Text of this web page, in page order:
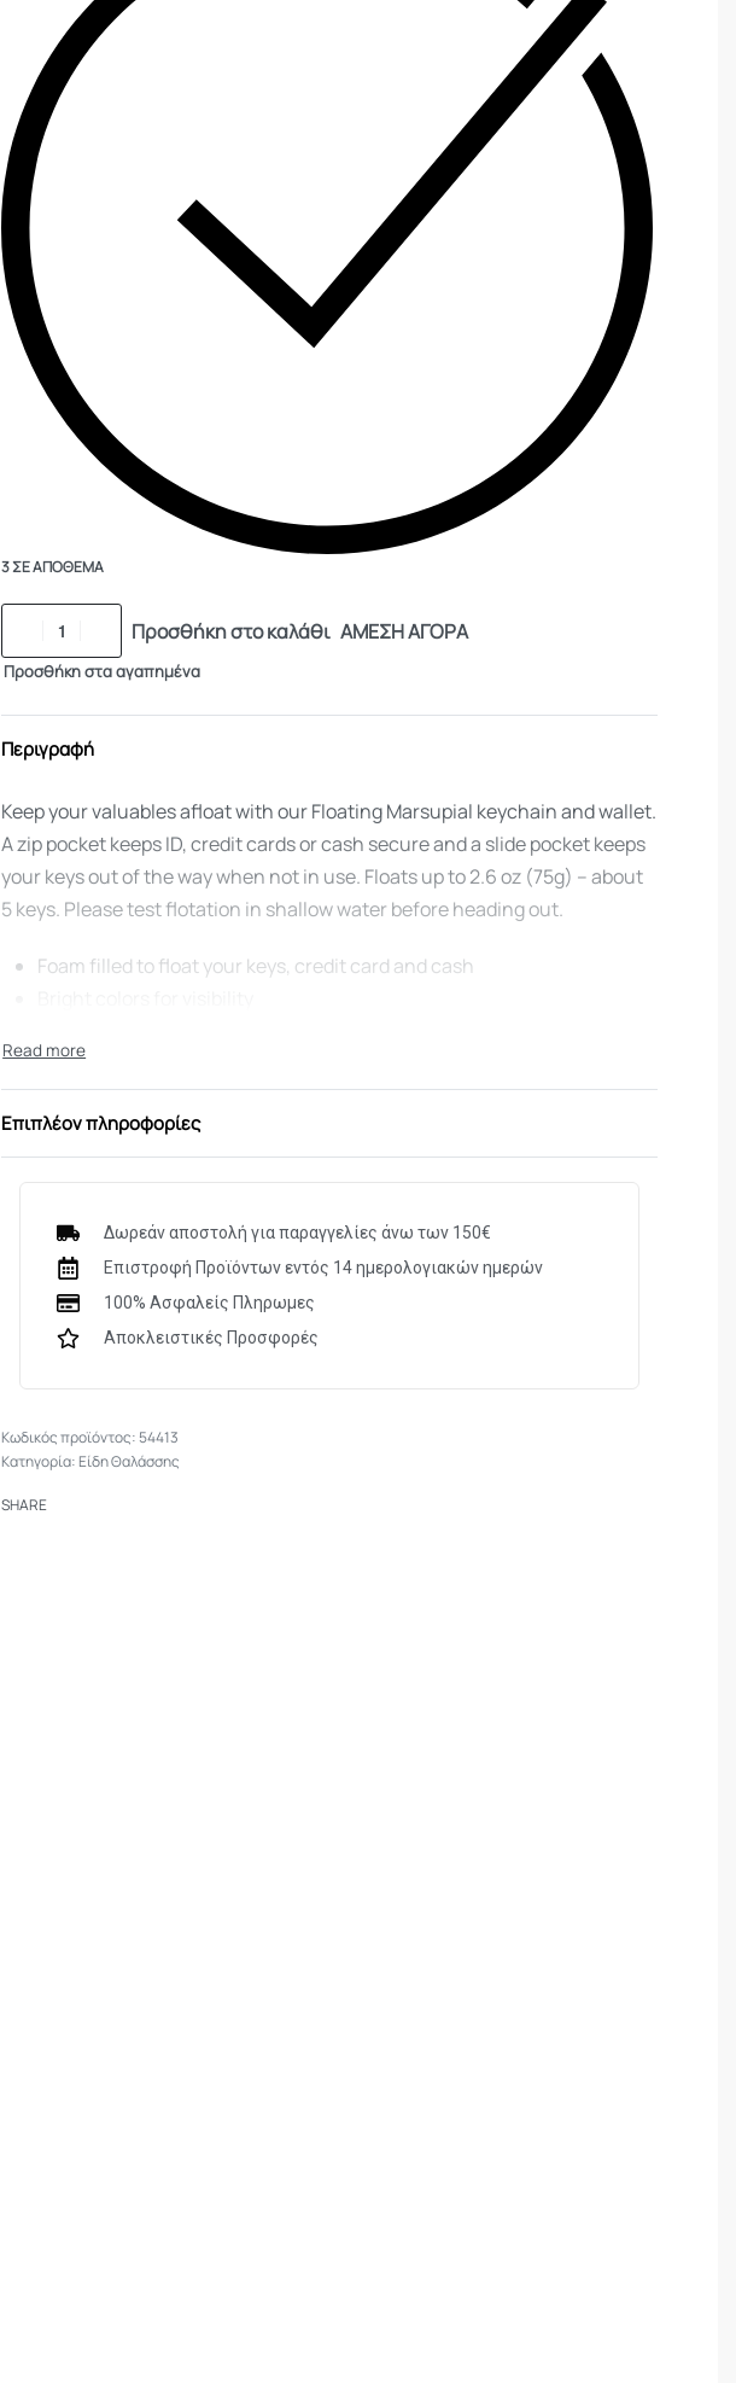
3 ΣΕ ΑΠΌΘΕΜΑ
Προσθήκη στο καλάθι ΑΜΕΣΗ ΑΓΟΡΑ
Προσθήκη στα αγαπημένα
Περιγραφή
Keep your valuables afloat with our Floating Marsupial keychain and wallet.
A zip pocket keeps ID, credit cards or cash secure and a slide pocket keeps
your keys out of the way when not in use. Floats up to 2.6 oz (75g) – about
5 keys. Please test flotation in shallow water before heading out.
Foam filled to float your keys, credit card and cash
Please test in shallow water
Επιπλέον πληροφορίες
Δωρεάν αποστολή για παραγγελίες άνω των 150€
Επιστροφή Προϊόντων εντός 14 ημερολογιακών ημερών
100% Ασφαλείς Πληρωμες
Αποκλειστικές Προσφορές
54413
Κατηγορία: Είδη Θαλάσσης
SHARE